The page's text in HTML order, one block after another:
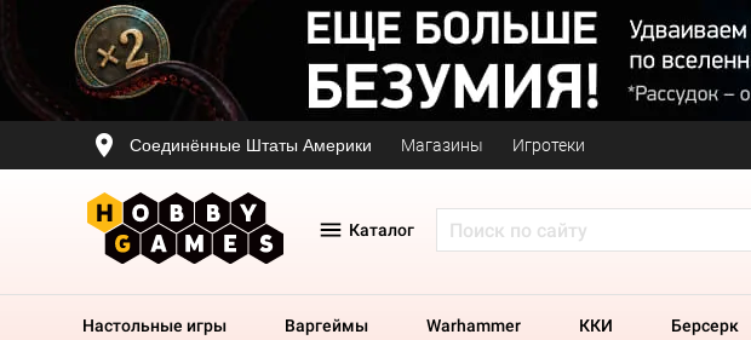
Соединённые Штаты Америки Магазины Игротеки
Каталог
Настольные игры Варгеймы Warhammer ККИ Берсерк